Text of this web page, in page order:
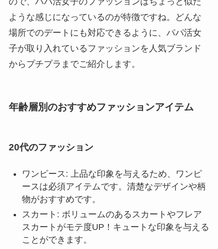
ような感じになっているのが特徴ですね。どんな
場所でのデートにも対応できるように、パパ活女
子が取り入れているファッションを人気ブランド
からプチプラまでご紹介します。
年齢層別のおすすめファッションアイテム
20代のファッション
ワンピース: 上品な印象を与えるため、ワンピ
ースは必須アイテムです。清楚なデザインや柄
物がおすすめです。
スカート: ボリュームのあるスカートやフレア
スカートがモテ度UP！キュートな印象を与える
ことができます。